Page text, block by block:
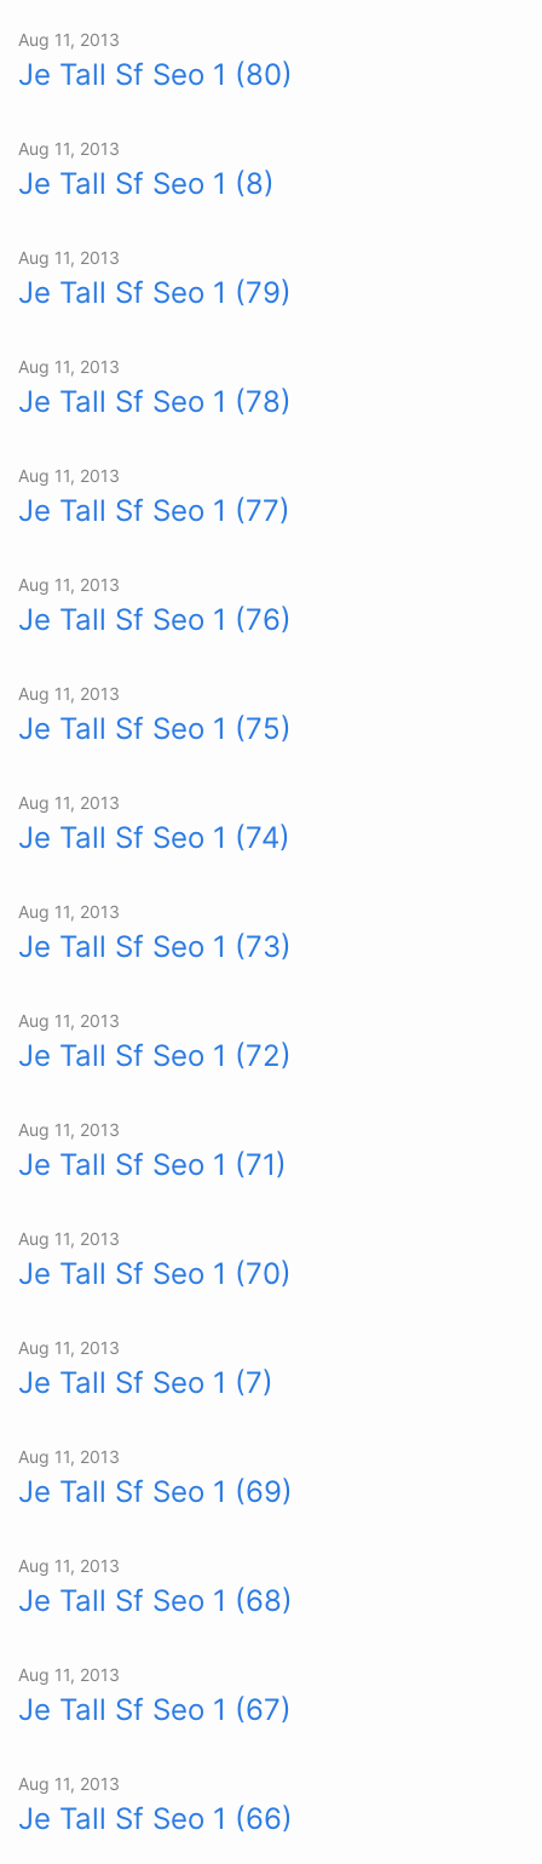
Aug 11, 2013
Je Tall Sf Seo 1 (80)
Aug 11, 2013
Je Tall Sf Seo 1 (8)
Aug 11, 2013
Je Tall Sf Seo 1 (79)
Aug 11, 2013
Je Tall Sf Seo 1 (78)
Aug 11, 2013
Je Tall Sf Seo 1 (77)
Aug 11, 2013
Je Tall Sf Seo 1 (76)
Aug 11, 2013
Je Tall Sf Seo 1 (75)
Aug 11, 2013
Je Tall Sf Seo 1 (74)
Aug 11, 2013
Je Tall Sf Seo 1 (73)
Aug 11, 2013
Je Tall Sf Seo 1 (72)
Aug 11, 2013
Je Tall Sf Seo 1 (71)
Aug 11, 2013
Je Tall Sf Seo 1 (70)
Aug 11, 2013
Je Tall Sf Seo 1 (7)
Aug 11, 2013
Je Tall Sf Seo 1 (69)
Aug 11, 2013
Je Tall Sf Seo 1 (68)
Aug 11, 2013
Je Tall Sf Seo 1 (67)
Aug 11, 2013
Je Tall Sf Seo 1 (66)